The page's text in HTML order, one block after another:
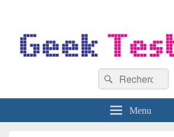
Recherche :
Rechercher
Menu